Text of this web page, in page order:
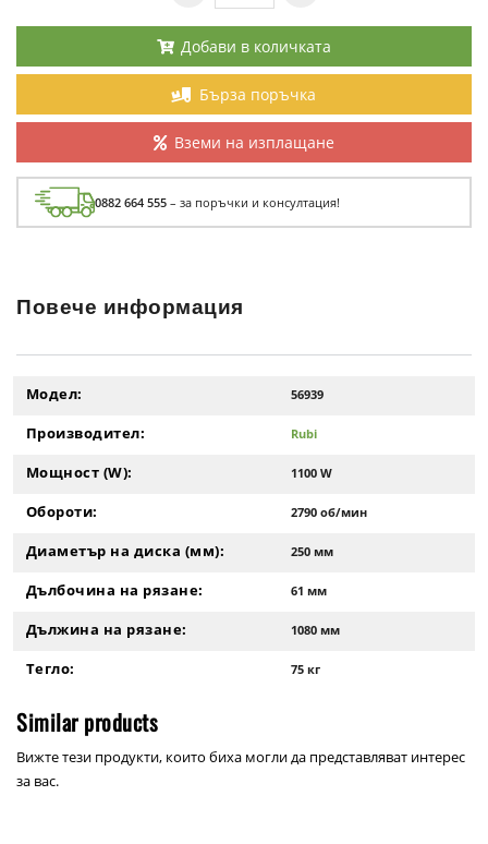
Добави в количката
Бърза поръчка
Вземи на изплащане
0882 664 555 – за поръчки и консултация!
Повече информация
Модел: 56939
Производител: Rubi
Мощност (W): 1100 W
Обороти: 2790 об/мин
Диаметър на диска (мм): 250 мм
Дълбочина на рязане: 61 мм
Дължина на рязане: 1080 мм
Тегло: 75 кг
Similar products
Вижте тези продукти, които биха могли да представляват интерес
за вас.